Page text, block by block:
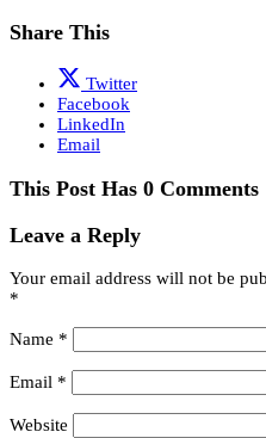
Share This
Twitter
Facebook
LinkedIn
Email
This Post Has 0 Comments
Leave a Reply
Your email address will not be
*
Name *
Email *
Website